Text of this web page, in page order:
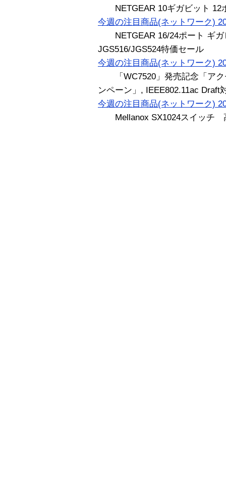
NETGEAR 10ギガビット 12
今週の注目商品(ネットワーク)
NETGEAR 16/24ポート ギガ
JGS516/JGS524特価セール
今週の注目商品(ネットワーク)
「WC7520」発売記念「アク
ンペーン」, IEEE802.11ac Draft
今週の注目商品(ネットワーク)
Mellanox SX1024スイッチ